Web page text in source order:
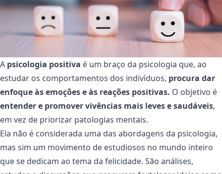
A psicologia positiva é um braço da psicologia que, ao
estudar os comportamentos dos indivíduos, procura dar
enfoque às emoções e às reações positivas. O objetivo é
entender e promover vivências mais leves e saudáveis,
em vez de priorizar patologias mentais.
Ela não é considerada uma das abordagens da psicologia,
mas sim um movimento de estudiosos no mundo inteiro
que se dedicam ao tema da felicidade. São análises,